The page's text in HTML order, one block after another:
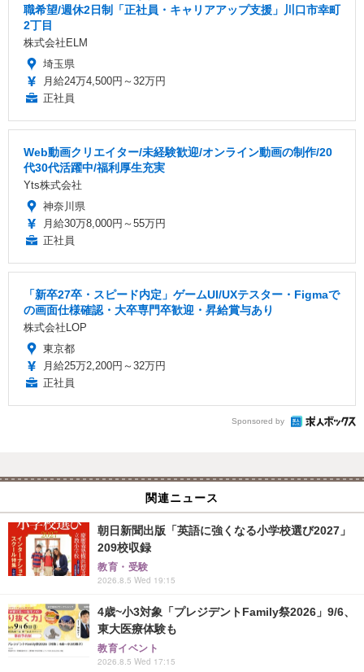
職希望/週休2日制「正社員・キャリアアップ支援」川口市幸町
2丁目
株式会社ELM
埼玉県
月給24万4,500円～32万円
正社員
Web動画クリエイター/未経験歓迎/オンライン動画の制作/20
代30代活躍中/福利厚生充実
Yts株式会社
神奈川県
月給30万8,000円～55万円
正社員
「新卒27卒・スピード内定」ゲームUI/UXテスター・Figmaで
の画面仕様確認・大卒専門卒歓迎・昇給賞与あり
株式会社LOP
東京都
月給25万2,200円～32万円
正社員
Sponsored by
関連ニュース
朝日新聞出版「英語に強くなる小学校選び2027」
209校収録
教育・受験
2026.8.5 Wed 19:15
4歳~小3対象「プレジデントFamily祭2026」9/6、
東大医療体験も
教育イベント
2026.8.5 Wed 17:15